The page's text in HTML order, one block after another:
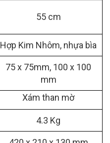
55 cm
Hợp Kim Nhôm, nhựa bìa
75 x 75mm, 100 x 100
mm
Xám than mờ
4.3 Kg